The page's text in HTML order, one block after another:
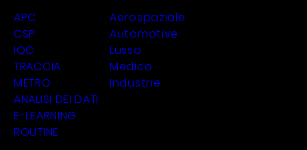
APC
CSP
IQC
TRACCIA
METRO
ANALISI DEI DATI
E-LEARNING
ROUTINE
Aerospaziale
Automotive
Lusso
Medico
Industrie